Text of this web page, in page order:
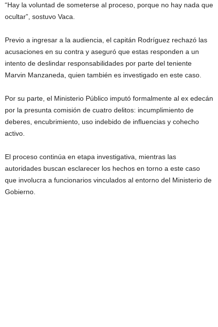
“Hay la voluntad de someterse al proceso, porque no hay nada que
ocultar”, sostuvo Vaca.
Previo a ingresar a la audiencia, el capitán Rodríguez rechazó las
acusaciones en su contra y aseguró que estas responden a un
intento de deslindar responsabilidades por parte del teniente
Marvin Manzaneda, quien también es investigado en este caso.
Por su parte, el Ministerio Público imputó formalmente al ex edecán
por la presunta comisión de cuatro delitos: incumplimiento de
deberes, encubrimiento, uso indebido de influencias y cohecho
activo.
El proceso continúa en etapa investigativa, mientras las
autoridades buscan esclarecer los hechos en torno a este caso
que involucra a funcionarios vinculados al entorno del Ministerio de
Gobierno.